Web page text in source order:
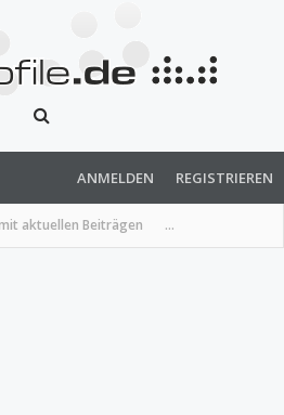
aktuellen Beiträgen ...
ANMELDEN REGISTRIEREN